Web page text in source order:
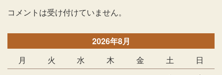
コメントは受け付けていません。
2026年8月
月
火 水 木 金 土
日